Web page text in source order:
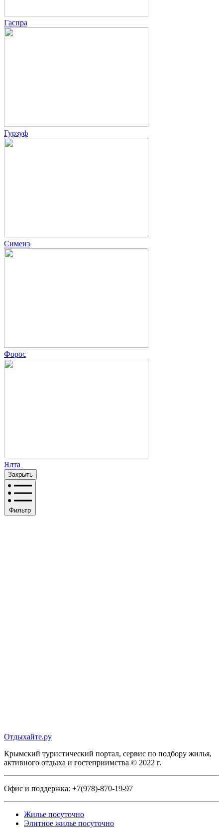
Гаспра
Гурзуф
Симеиз
Форос
Ялта
Закрыть
Фильтр
Отдыхайте.ру
Крымский туристический портал, сервис по подбору жилья,
активного отдыха и гостеприимства © 2022 г.
Офис и поддержка: +7(978)-870-19-97
Жилье посуточно
Элитное жилье посуточно